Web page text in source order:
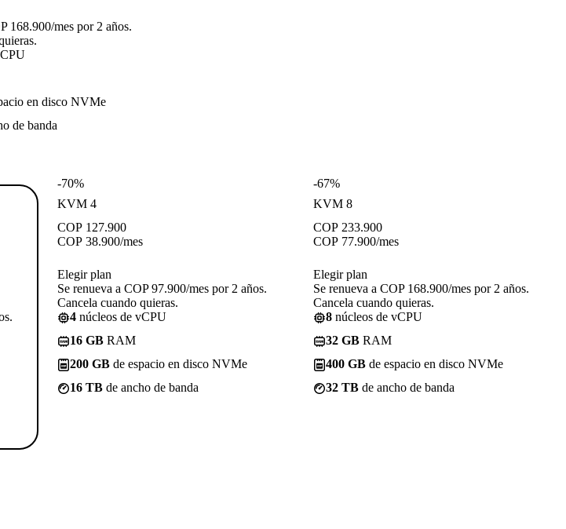
168.900/mes por 2 años.
en disco NVMe
de banda
-70%
KVM 4
COP 127.900
COP 38.900/mes
Elegir plan
Se renueva a COP 97.900/mes por 2 años.
Cancela cuando quieras.
4 núcleos de vCPU
16 GB RAM
200 GB de espacio en disco NVMe
16 TB de ancho de banda
-67%
KVM 8
COP 233.900
COP 77.900/mes
Elegir plan
Se renueva a COP 168.900/mes por 2 años.
Cancela cuando quieras.
8 núcleos de vCPU
32 GB RAM
400 GB de espacio en disco NVMe
32 TB de ancho de banda